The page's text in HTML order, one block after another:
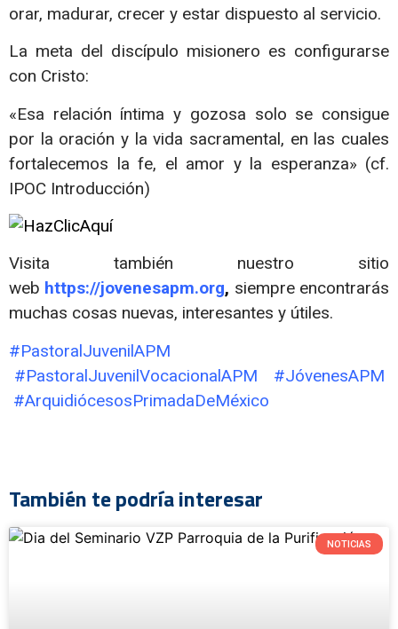
orar, madurar, crecer y estar dispuesto al servicio.
La meta del discípulo misionero es configurarse
con Cristo:
«Esa relación íntima y gozosa solo se consigue
por la oración y la vida sacramental, en las cuales
fortalecemos la fe, el amor y la esperanza» (cf.
IPOC Introducción)
Visita también nuestro sitio
web https://jovenesapm.org, siempre encontrarás
muchas cosas nuevas, interesantes y útiles.
#PastoralJuvenilAPM
#PastoralJuvenilVocacionalAPM #JóvenesAPM
#ArquidiócesosPrimadaDeMéxico
También te podría interesar
NOTICIAS